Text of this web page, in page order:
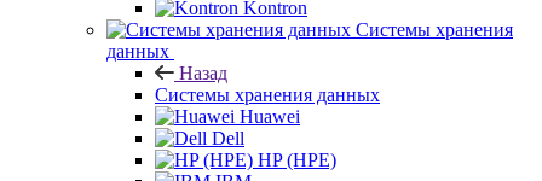
Kontron
Системы хранения
данных
Назад
Системы хранения данных
Huawei
Dell
HP (HPE)